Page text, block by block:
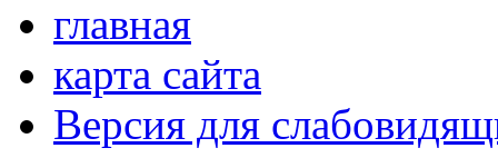
главная
карта сайта
Версия для